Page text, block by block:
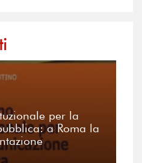
per la
a Roma la